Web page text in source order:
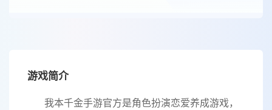
游戏简介
我本千金手游官方是角色扮演恋爱养成游戏，